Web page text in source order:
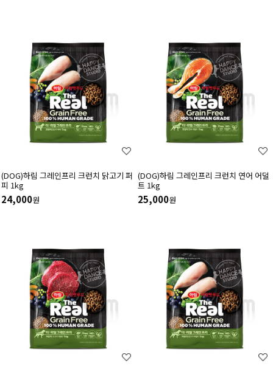
(DOG)하림 그레인프리 크런치 닭고기 퍼
피 1kg
24,000원
(DOG)하림 그레인프리 크런치 연어 어덜
트 1kg
25,000원